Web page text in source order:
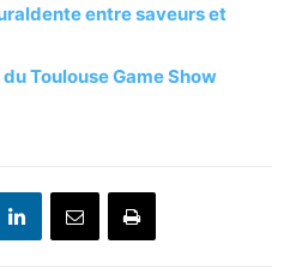
entre saveurs et
Toulouse Game Show